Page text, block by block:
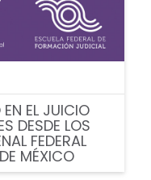
EN EL JUICIO
DESDE LOS
FEDERAL
MÉXICO